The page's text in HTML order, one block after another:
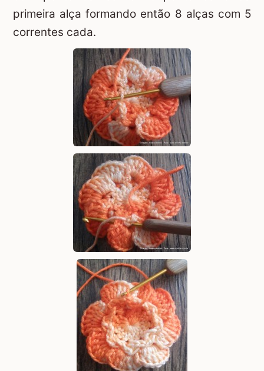
primeira alça formando então 8 alças com 5
correntes cada.